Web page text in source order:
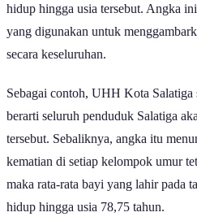
hidup hingga usia tersebut. Angka
yang digunakan untuk
secara keseluruhan.
Sebagai contoh, UHH Kota Salatiga
berarti seluruh penduduk Salatiga
tersebut. Sebaliknya, angka itu
kematian di setiap kelompok umur
maka rata-rata bayi yang lahir pada
hidup hingga usia 78,75 tahun.